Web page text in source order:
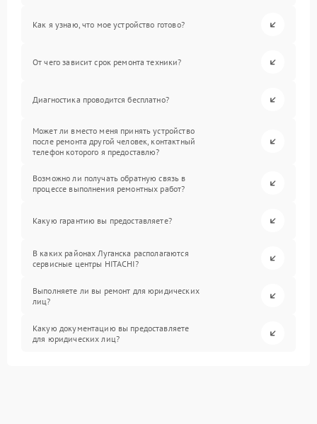
Как я узнаю, что мое устройство готово?
От чего зависит срок ремонта техники?
Диагностика проводится бесплатно?
Может ли вместо меня принять устройство
после ремонта другой человек, контактный
телефон которого я предоставлю?
Возможно ли получать обратную связь в
процессе выполнения ремонтных работ?
Какую гарантию вы предоставляете?
В каких районах Луганска располагаются
сервисные центры HITACHI?
Выполняете ли вы ремонт для юридических
лиц?
Какую документацию вы предоставляете
для юридических лиц?